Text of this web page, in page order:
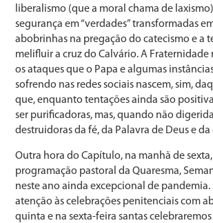
liberalismo (que a moral chama de
segurança em “verdades” transformadas
abobrinhas na pregação do catecismo e a
melifluir a cruz do Calvário. A Fraternidade
os ataques que o Papa e algumas
sofrendo nas redes sociais nascem, sim,
que, enquanto tentações ainda são
ser purificadoras, mas, quando não
destruidoras da fé, da Palavra de Deus e
Outra hora do Capítulo, na manhã de
programação pastoral da Quaresma,
neste ano ainda excepcional de pandemia.
atenção às celebrações penitenciais com
quinta e na sexta-feira santas